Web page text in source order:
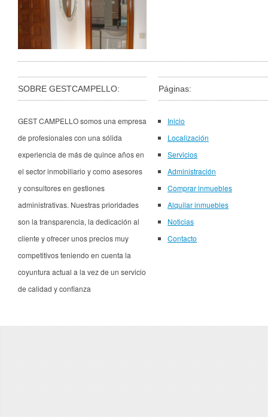
SOBRE GESTCAMPELLO:
GEST CAMPELLO somos una empresa
de profesionales con una sólida
experiencia de más de quince años en
el sector inmobiliario y como asesores
y consultores en gestiones
administrativas. Nuestras prioridades
son la transparencia, la dedicación al
cliente y ofrecer unos precios muy
competitivos teniendo en cuenta la
coyuntura actual a la vez de un servicio
de calidad y confianza
Páginas:
Inicio
Localización
Servicios
Administración
Comprar inmuebles
Alquilar inmuebles
Noticias
Contacto